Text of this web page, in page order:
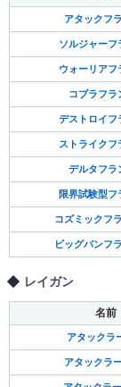
アタックフ
ソルジャーフ
ウォーリアフ
コブラフラ
デストロイフ
ストライクフ
デルタフラ
限界試験型フ
コズミックフ
ビッグバンフ
レイガン
名前
アタックラ
アタックラ